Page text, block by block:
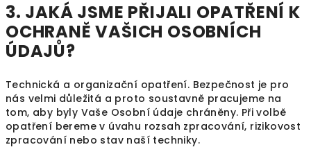
3. JAKÁ JSME PŘIJALI OPATŘENÍ K
OCHRANĚ VAŠICH OSOBNÍCH
ÚDAJŮ?
Technická a organizační opatření. Bezpečnost je pro
nás velmi důležitá a proto soustavně pracujeme na
tom, aby byly Vaše Osobní údaje chráněny. Při volbě
opatření bereme v úvahu rozsah zpracování, rizikovost
zpracování nebo stav naší techniky.